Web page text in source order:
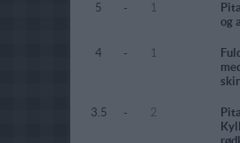
5 - 1
og
4 - 1
3.5 - 2